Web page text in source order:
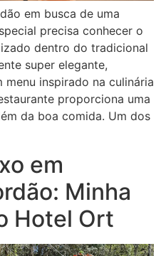
em busca de uma
precisa conhecer o
dentro do tradicional
super elegante,
inspirado na culinária
proporciona uma
da boa comida. Um dos
em
Minha
Hotel Ort